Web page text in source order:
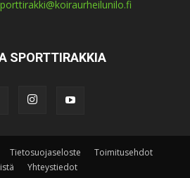
SPORTTIRAKKIA
Tietosuojaseloste
Toimitusehdot
Yhteystiedot